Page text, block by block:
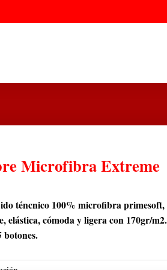
Microfibra Extreme
téncnico 100% microfibra primesoft,
elástica, cómoda y ligera con 170gr/
botones.